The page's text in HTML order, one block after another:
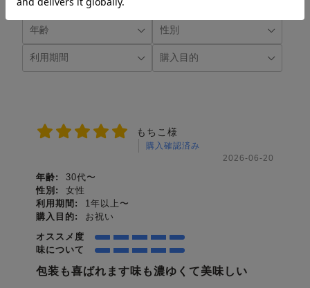
もちこ様
購入確認済み
2026-06-20
年齢:
30代〜
性別:
女性
利用期間:
1年以上〜
購入目的:
お祝い
オススメ度
味について
包装も喜ばれます味も濃ゆくて美味しい